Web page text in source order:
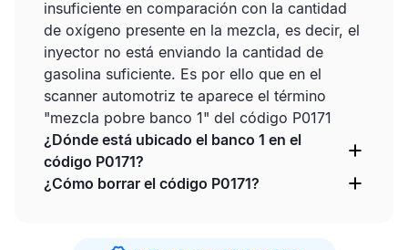
insuficiente en comparación con la cantidad
de oxígeno presente en la mezcla, es decir, el
inyector no está enviando la cantidad de
gasolina suficiente. Es por ello que en el
scanner automotriz te aparece el término
"mezcla pobre banco 1" del código P0171
¿Dónde está ubicado el banco 1 en el
código P0171?
¿Cómo borrar el código P0171?